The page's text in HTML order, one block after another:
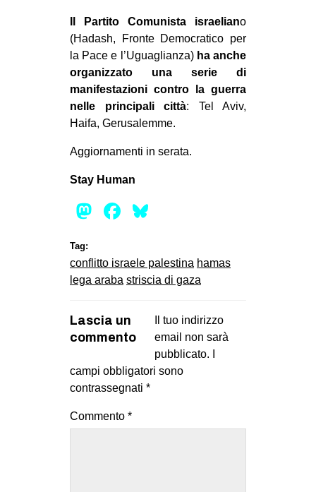
Il Partito Comunista israeliano
(Hadash, Fronte Democratico per
la Pace e l’Uguaglianza) ha anche
organizzato una serie di
manifestazioni contro la guerra
nelle principali città: Tel Aviv,
Haifa, Gerusalemme.
Aggiornamenti in serata.
Stay Human
Mastodon
Facebook
Tag:
conflitto israele palestina hamas
lega araba striscia di gaza
Lascia un
commento
Il tuo indirizzo
email non sarà
pubblicato.
campi obbligatori sono
contrassegnati *
Commento *